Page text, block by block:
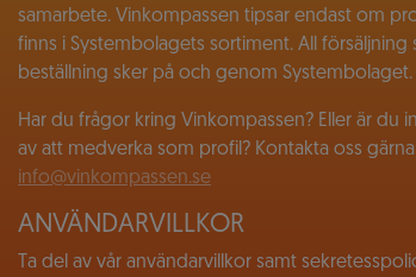
samarbete. Vinkompassen tipsar endast om
finns i Systembolagets sortiment. All försäljning
beställning sker på och genom Systembolaget.
Har du frågor kring Vinkompassen? Eller är du
av att medverka som profil? Kontakta oss
info@vinkompassen.se
ANVÄNDARVILLKOR
Ta del av vår användarvillkor samt